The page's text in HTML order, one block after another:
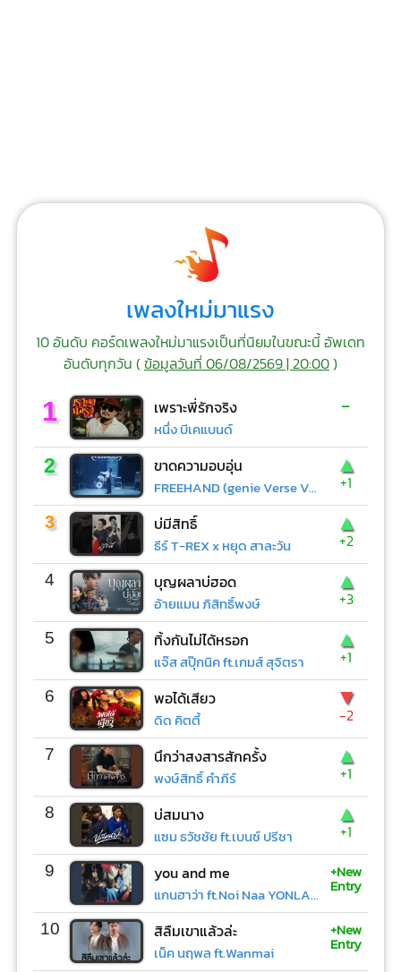
เพลงใหม่มาแรง
10 อันดับ คอร์ดเพลงใหม่มาแรงเป็นที่นิยมในขณะนี้ อัพเดท
อันดับทุกวัน (ข้อมูลวันที่ 06/08/2569 | 20:00)
1 เพราะพี่รักจริง
หนึ่ง บีเคแบนด์
-
2 ขาดความอบอุ่น
FREEHAND (genie Verse Vol.1)
▲
+1
3 บ่มีสิทธิ์
ธีร์ T-REX x หยุด สาละวัน
▲
+2
4 บุญผลาบ่ฮอด
อ้ายแมน ภิสิทธิ์พงษ์
▲
+3
5 ทิ้งกันไม่ได้หรอก
แจ๊ส สปุ๊กนิค ft.เกมส์ สุจิตรา
▲
+1
6 พอได้เสียว
ดิด คิตตี้
▼
-2
7 นึกว่าสงสารสักครั้ง
พงษ์สิทธิ์ คำภีร์
▲
+1
8 บ่สมนาง
แซม ธวัชชัย ft.เบนซ์ ปรีชา
▲
+1
9 you and me
แกนฮาว่า ft.Noi Naa YONLAPA
+New
Entry
10 สิลืมเขาแล้วล่ะ
เน็ค นฤพล ft.Wanmai
+New
Entry